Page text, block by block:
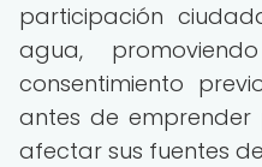
participación
agua,
consentimiento
antes de
afectar sus fuentes